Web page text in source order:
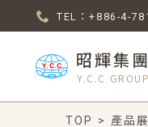
TEL：+886-4-
昭輝集團
Y.C.C GROUP
TOP > 產品